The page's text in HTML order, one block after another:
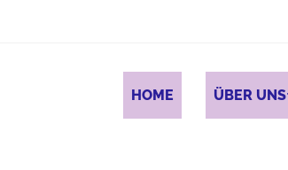
HOME ÜBER UNS